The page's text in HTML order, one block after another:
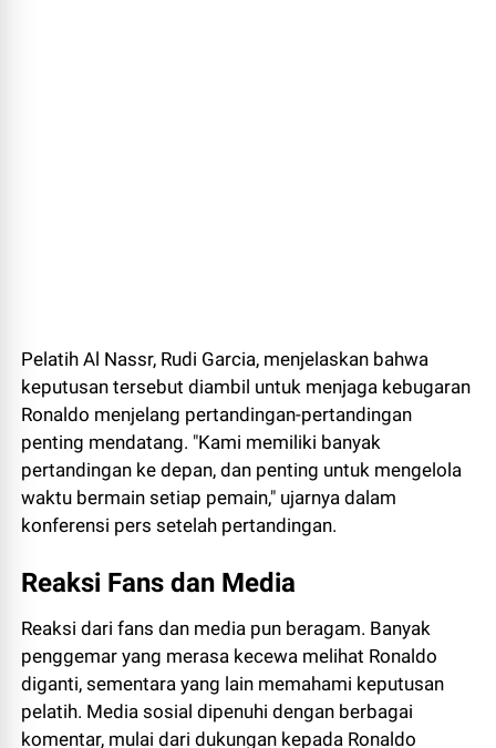
Pelatih Al Nassr, Rudi Garcia, menjelaskan bahwa
keputusan tersebut diambil untuk menjaga kebugaran
Ronaldo menjelang pertandingan-pertandingan
penting mendatang. "Kami memiliki banyak
pertandingan ke depan, dan penting untuk mengelola
waktu bermain setiap pemain," ujarnya dalam
konferensi pers setelah pertandingan.
Reaksi Fans dan Media
Reaksi dari fans dan media pun beragam. Banyak
penggemar yang merasa kecewa melihat Ronaldo
diganti, sementara yang lain memahami keputusan
pelatih. Media sosial dipenuhi dengan berbagai
komentar, mulai dari dukungan kepada Ronaldo